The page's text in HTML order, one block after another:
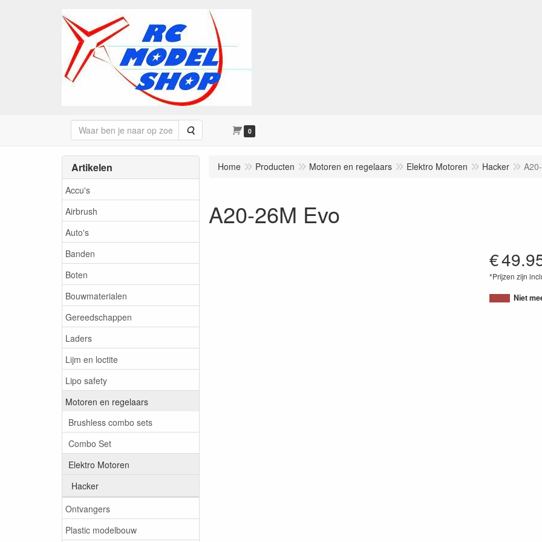
Zoeken 0
Artikelen
Accu's
Airbrush
Auto's
Banden
Boten
Bouwmaterialen
Gereedschappen
Laders
Lijm en loctite
Lipo safety
Motoren en regelaars
Brushless combo sets
Combo Set
Elektro Motoren
Hacker
Ontvangers
Plastic modelbouw
Home Producten Motoren en regelaars Elektro Motoren Hacker
A20-26M Evo
€
*Prijzen zijn
Niet